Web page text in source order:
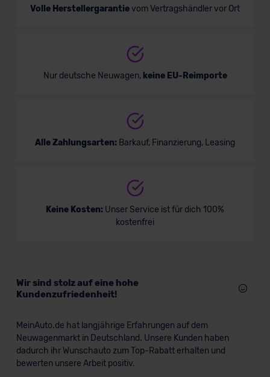
Volle Herstellergarantievom Vertragshändler vor Ort
Nur deutsche Neuwagen, keine EU-Reimporte
Alle Zahlungsarten: Barkauf, Finanzierung, Leasing
Keine Kosten: Unser Service ist für dich 100%
kostenfrei
Wir sind stolz auf eine hohe
Kundenzufriedenheit!
MeinAuto.de hat langjährige Erfahrungen auf dem
Neuwagenmarkt in Deutschland. Unsere Kunden haben
dadurch ihr Wunschauto zum Top-Rabatt erhalten und
bewerten unsere Arbeit positiv.